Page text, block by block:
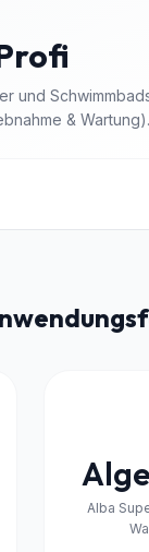
und
& Wartung).
Alba